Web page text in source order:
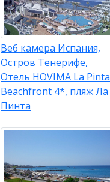
Веб камера Испания,
Остров Тенерифе,
Отель HOVIMA La Pinta
Beachfront 4*, пляж Ла
Пинта